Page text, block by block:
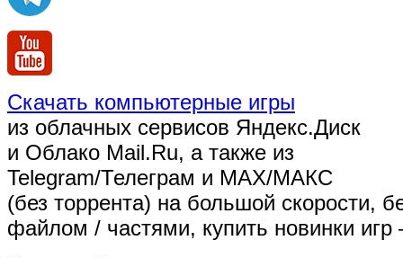
Скачать компьютерные игры
из облачных сервисов Яндекс.Диск
и Облако Mail.Ru, а также из
Telegram/Телеграм и MAX/МАКС
(без торрента) на большой скорости,
файлом / частями, купить новинки